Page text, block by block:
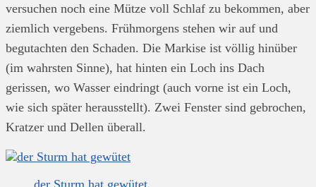
versuchen noch eine Mütze voll Schlaf zu bekommen, aber
ziemlich vergebens. Frühmorgens stehen wir auf und
begutachten den Schaden. Die Markise ist völlig hinüber
(im wahrsten Sinne), hat hinten ein Loch ins Dach
gerissen, wo Wasser eindringt (auch vorne ist ein Loch,
wie sich später herausstellt). Zwei Fenster sind gebrochen,
Kratzer und Dellen überall.
der Sturm hat gewütet